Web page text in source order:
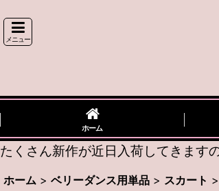
メニュー
ホーム
たくさん新作が近日入荷してきま
ホーム > ベリーダンス用単品 > スカート >